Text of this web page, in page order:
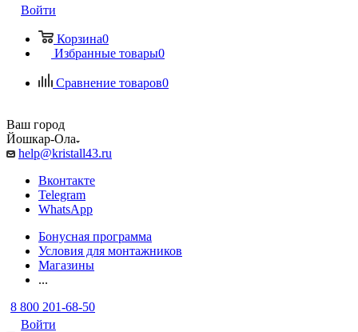
Войти
Корзина0
Избранные товары0
Сравнение товаров0
Ваш город
Йошкар-Ола
help@kristall43.ru
Вконтакте
Telegram
WhatsApp
Бонусная программа
Условия для монтажников
Магазины
...
8 800 201-68-50
Войти